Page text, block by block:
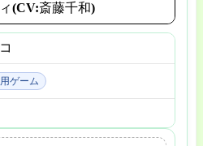
(CV:斎藤千和)
ゲーム